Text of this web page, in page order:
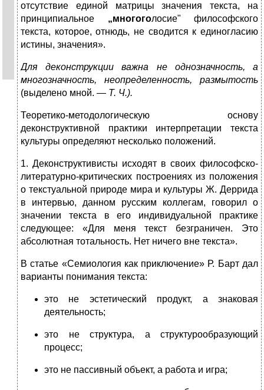
отсутствие единой матрицы значения текста, на
принципиальное „многоголосие" философского
текста, которое, отнюдь, не сводит­ся к единогласию
истины, значения».
Для деконструкции важна не однозначность, а
многознач­ность, неопределенность, размытость
(выделено мной. — Т. Ч.).
Теоретико-методологическую основу
деконструктивной практики интерпретации текста
культуры определяют несколько положений.
1. Деконструктивисты исходят в своих философско-
литературно-критических построениях из положения
о текстуальной природе мира и культуры Ж. Деррида
в интер­вью, данном русским коллегам, говорил о
значении текста в его индивидуальной практике
следующее: «Для меня текст безграничен. Это
абсолютная тотальность. Нет ниче­го вне текста».
В статье «Семиология как приключение» Р. Барт дал
варианты понимания текста:
это не эстетический продукт, а знаковая
деятель­ность;
это не структура, а структурообразующий
процесс;
это не пассивный объект, а работа и игра;